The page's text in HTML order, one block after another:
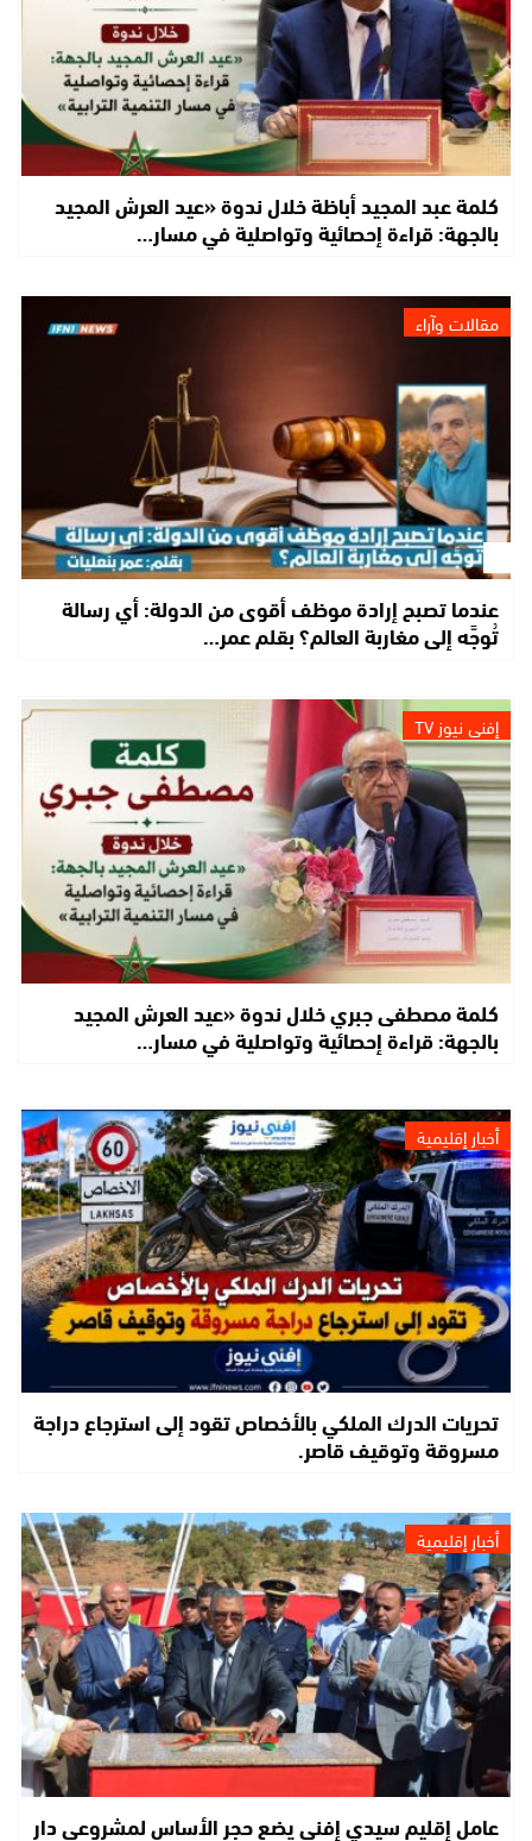
كلمة عبد المجيد أباظة خلال ندوة «عيد العرش المجيد
بالجهة: قراءة إحصائية وتواصلية في مسار…
مقالات وآراء
عندما تصبح إرادة موظف أقوى من الدولة: أي رسالة
تُوجَّه إلى مغاربة العالم؟ بقلم عمر…
إفني نيوز TV
كلمة مصطفى جبري خلال ندوة «عيد العرش المجيد
بالجهة: قراءة إحصائية وتواصلية في مسار…
أخبار إقليمية
تحريات الدرك الملكي بالأخصاص تقود إلى استرجاع دراجة
مسروقة وتوقيف قاصر.
أخبار إقليمية
عامل إقليم سيدي إفني يضع حجر الأساس لمشروعي دار